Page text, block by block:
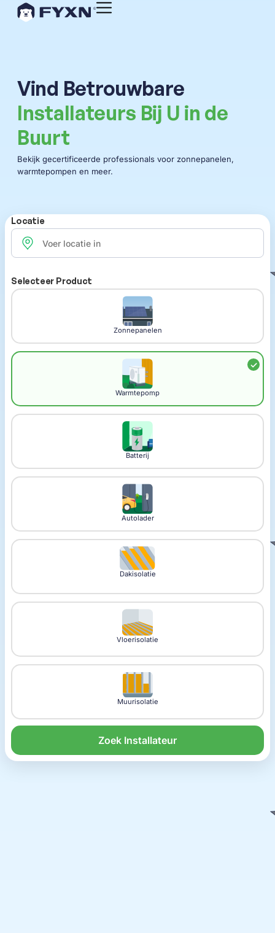
Vind Betrouwbare
Installateurs Bij U in de
Buurt
Bekijk gecertificeerde professionals voor zonnepanelen,
warmtepompen en meer.
Locatie
Selecteer Product
Zonnepanelen
Warmtepomp
Batterij
Autolader
Dakisolatie
Vloerisolatie
Muurisolatie
Zoek Installateur